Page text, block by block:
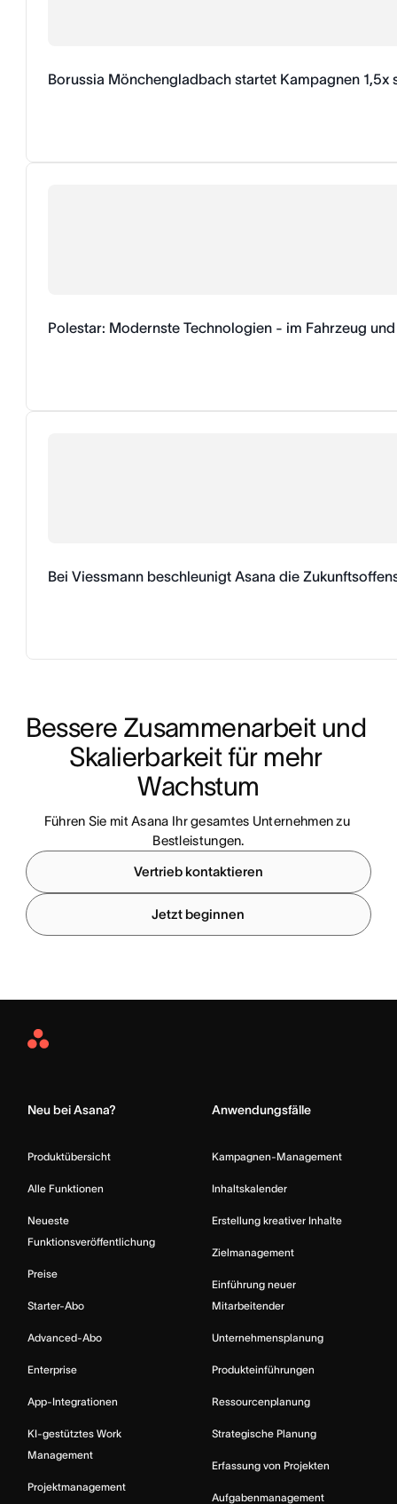
Borussia Mönchengladbach startet Kampagnen 1,5x
Polestar: Modernste Technologien - im Fahrzeug
Bei Viessmann beschleunigt Asana die
Bessere Zusammenarbeit und
Skalierbarkeit für mehr
Wachstum
Führen Sie mit Asana Ihr gesamtes Unternehmen zu
Bestleistungen.
Vertrieb kontaktieren
Jetzt beginnen
Asana
Neu bei Asana?
Produktübersicht
Alle Funktionen
Neueste
Funktionsveröffentlichung
Preise
Starter-Abo
Advanced-Abo
Enterprise
App-Integrationen
KI-gestütztes Work
Management
Projektmanagement
Anwendungsfälle
Kampagnen-Management
Inhaltskalender
Erstellung kreativer Inhalte
Zielmanagement
Einführung neuer
Mitarbeitender
Unternehmensplanung
Produkteinführungen
Ressourcenplanung
Strategische Planung
Erfassung von Projekten
Aufgabenmanagement